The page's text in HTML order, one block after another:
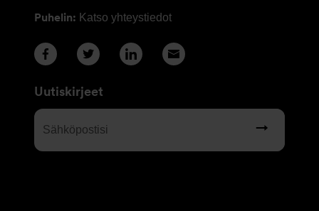
Puhelin: Katso yhteystiedot
Uutiskirjeet
Sähköpostisi
(Required)